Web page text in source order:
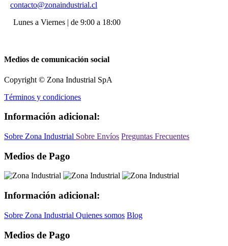
contacto@zonaindustrial.cl
Lunes a Viernes | de 9:00 a 18:00
Medios de comunicación social
Copyright © Zona Industrial SpA
Términos y condiciones
Información adicional:
Sobre Zona Industrial Sobre Envíos Preguntas Frecuentes
Medios de Pago
Información adicional:
Sobre Zona Industrial Quienes somos Blog
Medios de Pago